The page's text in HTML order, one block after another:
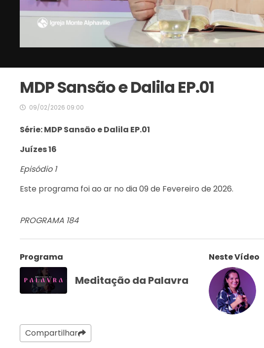
MDP Sansão e Dalila EP.01
09/02/2026 09:00
Série: MDP Sansão e Dalila EP.01
Juízes 16
Episódio 1
Este programa foi ao ar no dia 09 de Fevereiro de 2026.
PROGRAMA 184
Programa
Meditação da Palavra
Neste Vídeo
Compartilhar